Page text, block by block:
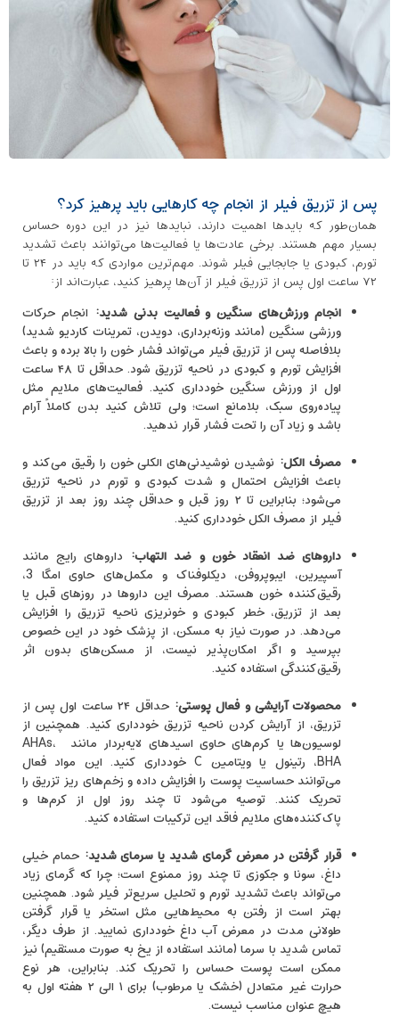
پس از تزریق فیلر از انجام چه کارهایی باید پرهیز کرد؟
همان‌طور که بایدها اهمیت دارند، نبایدها نیز در این دوره حساس
بسیار مهم‌ هستند. برخی عادت‌ها یا فعالیت‌ها می‌توانند باعث تشدید
تورم، کبودی یا جابجایی فیلر شوند. مهم‌ترین مواردی که باید در ۲۴ تا
۷۲ ساعت اول پس از تزریق فیلر از آن‌ها پرهیز کنید، عبارت‌اند از:
انجام ورزش‌های سنگین و فعالیت بدنی شدید: انجام حرکات
ورزشی سنگین (مانند وزنه‌برداری، دویدن، تمرینات کاردیو شدید)
بلافاصله پس از تزریق فیلر می‌تواند فشار خون را بالا برده و باعث
افزایش تورم و کبودی در ناحیه تزریق شود. حداقل تا ۴۸ ساعت
اول از ورزش سنگین خودداری کنید. فعالیت‌های ملایم مثل
پیاده‌روی سبک، بلامانع است؛ ولی تلاش کنید بدن کاملاً آرام
باشد و زیاد آن را تحت فشار قرار ندهید.
مصرف الکل: نوشیدن نوشیدنی‌های الکلی خون را رقیق می‌کند و
باعث افزایش احتمال و شدت کبودی و تورم در ناحیه تزریق
می‌شود؛ بنابراین تا ۲ روز قبل و حداقل چند روز بعد از تزریق
فیلر از مصرف الکل خودداری کنید.
داروهای ضد انعقاد خون و ضد التهاب: داروهای رایج مانند
آسپیرین، ایبوپروفن، دیکلوفناک و مکمل‌های حاوی امگا 3،
رقیق‌کننده خون هستند. مصرف این داروها در روزهای قبل یا
بعد از تزریق، خطر کبودی و خونریزی ناحیه تزریق را افزایش
می‌دهد. در صورت نیاز به مسکن، از پزشک خود در این خصوص
بپرسید و اگر امکان‌پذیر نیست، از مسکن‌های بدون اثر
رقیق‌کنندگی استفاده کنید.
محصولات آرایشی و فعال پوستی:
حداقل ۲۴ ساعت اول پس از
تزریق، از آرایش کردن ناحیه تزریق خودداری کنید. همچنین از
لوسیون‌ها یا کرم‌های حاوی اسیدهای لایه‌بردار مانند AHAs،
BHA، رتینول یا ویتامین C خودداری کنید. این مواد فعال
می‌توانند حساسیت پوست را افزایش داده و زخم‌های ریز تزریق را
تحریک کنند. توصیه می‌شود تا چند روز اول از کرم‌ها و
پاک‌کننده‌های ملایم فاقد این ترکیبات استفاده کنید.
قرار گرفتن در معرض گرمای شدید یا سرمای شدید: حمام خیلی
داغ، سونا و جکوزی تا چند روز ممنوع است؛ چرا که گرمای زیاد
می‌تواند باعث تشدید تورم و تحلیل سریع‌تر فیلر شود. همچنین
بهتر است از رفتن به محیط‌هایی مثل استخر یا قرار گرفتن
طولانی ‌مدت در معرض آب داغ خودداری نمایید. از طرف دیگر،
تماس شدید با سرما (مانند استفاده از یخ به صورت مستقیم) نیز
ممکن است پوست حساس را تحریک کند. بنابراین، هر نوع
حرارت غیر متعادل (خشک یا مرطوب) برای ۱ الی ۲ هفته اول به
هیچ عنوان مناسب نیست.